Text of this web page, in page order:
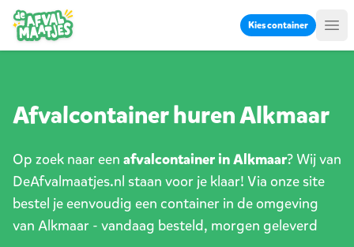
Kies container
Afvalcontainer huren Alkmaar
Op zoek naar een afvalcontainer in Alkmaar? Wij van
DeAfvalmaatjes.nl staan voor je klaar! Via onze site
bestel je eenvoudig een container in de omgeving
van Alkmaar - vandaag besteld, morgen geleverd